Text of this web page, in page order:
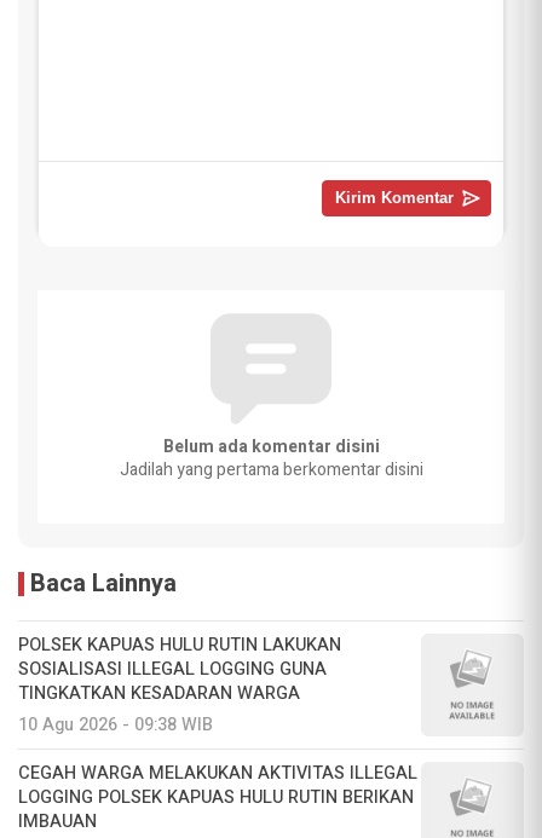
Belum ada komentar disini
Jadilah yang pertama berkomentar disini
Baca Lainnya
POLSEK KAPUAS HULU RUTIN LAKUKAN
SOSIALISASI ILLEGAL LOGGING GUNA
TINGKATKAN KESADARAN WARGA
10 Agu 2026 - 09:38 WIB
CEGAH WARGA MELAKUKAN AKTIVITAS ILLEGAL
LOGGING POLSEK KAPUAS HULU RUTIN BERIKAN
IMBAUAN